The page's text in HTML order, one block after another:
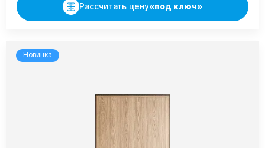
Рассчитать цену«под ключ»
Новинка